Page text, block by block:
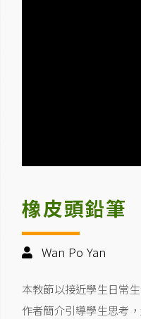
橡皮頭鉛筆
Wan Po Yan
本教節以接近學生日常
作者簡介引導學生思考